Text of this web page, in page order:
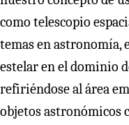
como telescopio
temas en astronomía,
estelar en el dominio
refiriéndose al área
objetos astronómicos